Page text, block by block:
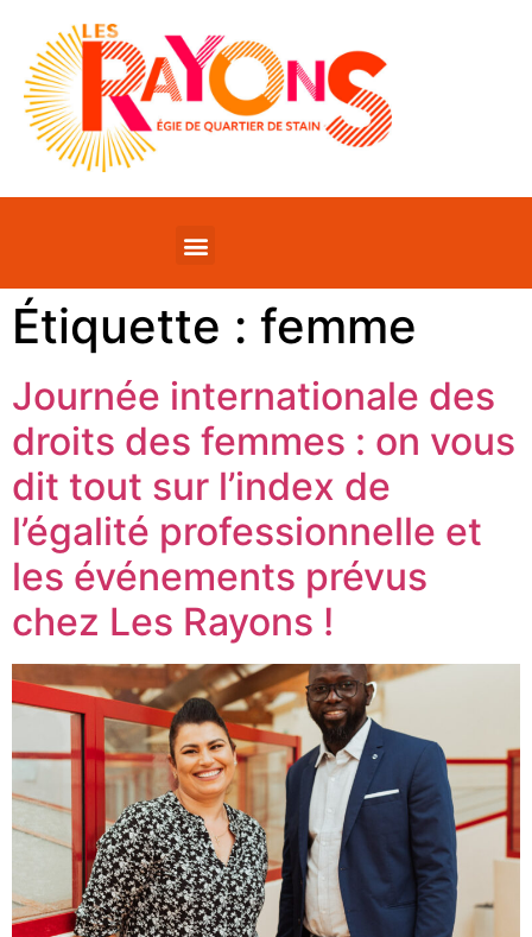
Étiquette : femme
Journée internationale des
droits des femmes : on vous
dit tout sur l’index de
l’égalité professionnelle et
les événements prévus
chez Les Rayons !